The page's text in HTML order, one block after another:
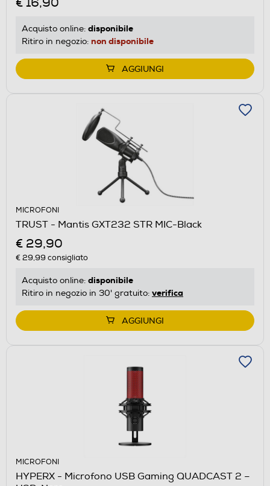
Acquisto online: disponibile
Ritiro in negozio: non disponibile
AGGIUNGI
MICROFONI
TRUST - Mantis GXT232 STR MIC-Black
€ 29,90
€ 29,99 consigliato
Acquisto online: disponibile
Ritiro in negozio in 30' gratuito: verifica
AGGIUNGI
MICROFONI
HYPERX - Microfono USB Gaming QUADCAST 2 –